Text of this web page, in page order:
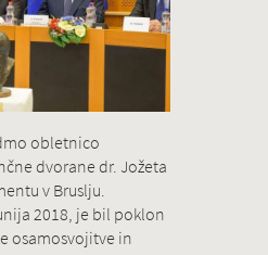
obletnico
dvorane dr. Jožeta
v Bruslju.
2018, je bil poklon
osamosvojitve in